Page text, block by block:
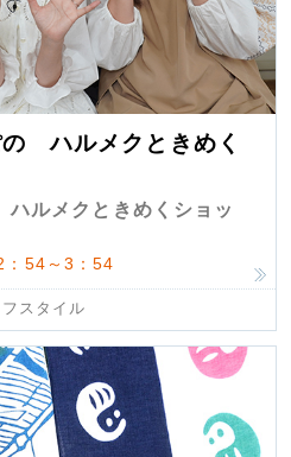
ハルメクときめく
ルメクときめくショッ
：54～3：54
スタイル